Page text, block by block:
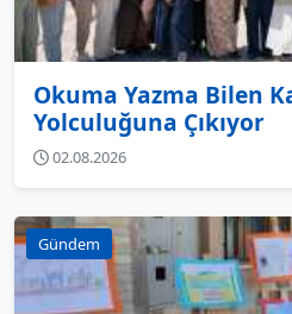
Okuma Yazma Bilen
Yolculuğuna Çıkıyor
02.08.2026
Gündem